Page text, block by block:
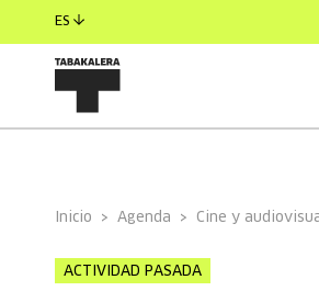
ES
Inicio Agenda Cine y
ACTIVIDAD PASADA